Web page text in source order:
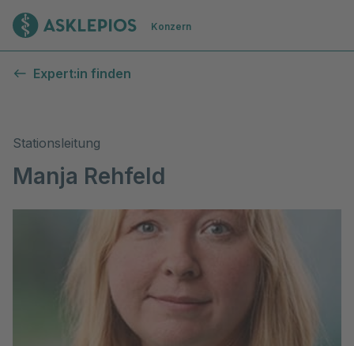
Zur Startseite
Konzern
Expert:in finden
Stationsleitung
Manja Rehfeld